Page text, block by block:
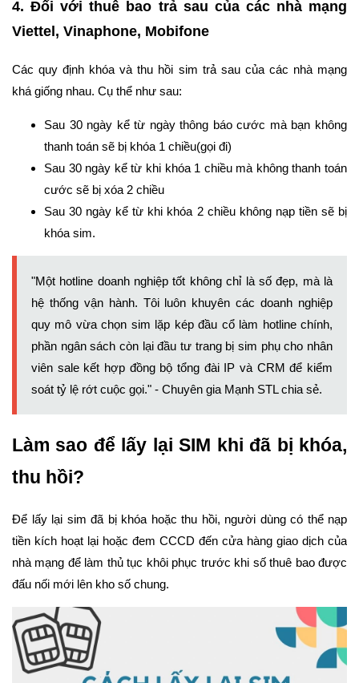
4. Đối với thuê bao trả sau của các nhà mạng
Viettel, Vinaphone, Mobifone
Các quy định khóa và thu hồi sim trả sau của các nhà mạng
khá giống nhau. Cụ thể như sau:
Sau 30 ngày kể từ ngày thông báo cước mà bạn không
thanh toán sẽ bị khóa 1 chiều(gọi đi)
Sau 30 ngày kể từ khi khóa 1 chiều mà không thanh toán
cước sẽ bị xóa 2 chiều
Sau 30 ngày kể từ khi khóa 2 chiều không nạp tiền sẽ bị
khóa sim.
"Một hotline doanh nghiệp tốt không chỉ là số đẹp, mà là
hệ thống vận hành. Tôi luôn khuyên các doanh nghiệp
quy mô vừa chọn sim lặp kép đầu cổ làm hotline chính,
phần ngân sách còn lại đầu tư trang bị sim phụ cho nhân
viên sale kết hợp đồng bộ tổng đài IP và CRM để kiểm
soát tỷ lệ rớt cuộc gọi." - Chuyên gia Mạnh STL chia sẻ.
Làm sao để lấy lại SIM khi đã bị khóa,
thu hồi?
Để lấy lại sim đã bị khóa hoặc thu hồi, người dùng có thể nạp
tiền kích hoạt lại hoặc đem CCCD đến cửa hàng giao dịch của
nhà mạng để làm thủ tục khôi phục trước khi số thuê bao được
đấu nối mới lên kho số chung.